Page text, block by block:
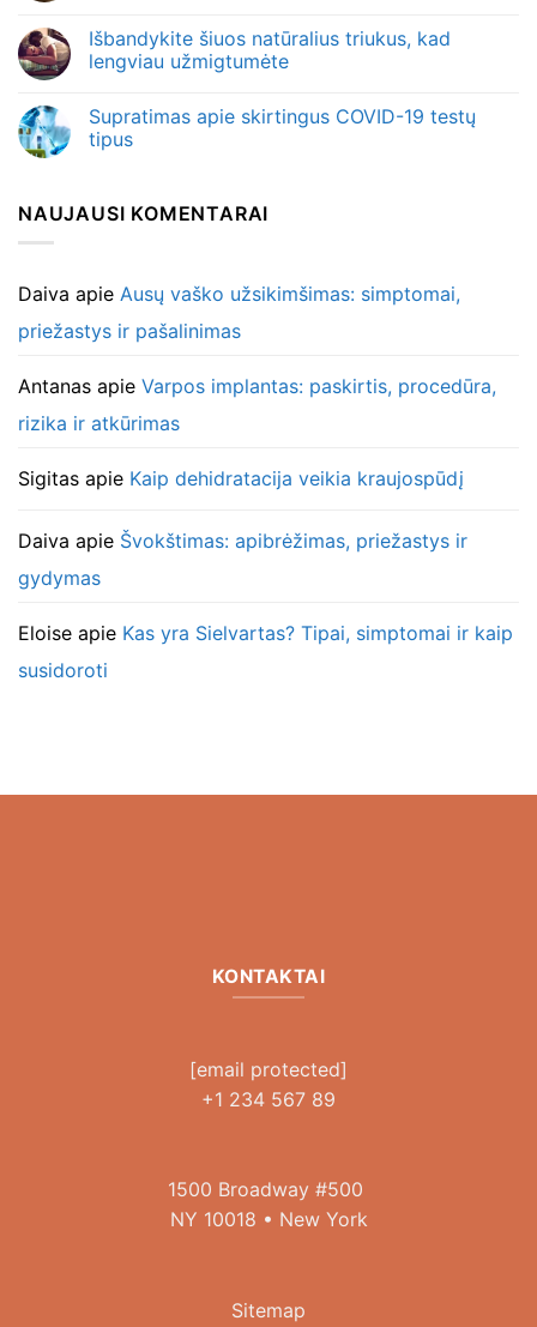
Išbandykite šiuos natūralius triukus, kad
lengviau užmigtumėte
Supratimas apie skirtingus COVID-19 testų
tipus
NAUJAUSI KOMENTARAI
Daiva apie Ausų vaško užsikimšimas: simptomai,
priežastys ir pašalinimas
Antanas apie Varpos implantas: paskirtis, procedūra,
rizika ir atkūrimas
Sigitas apie Kaip dehidratacija veikia kraujospūdį
Daiva apie Švokštimas: apibrėžimas, priežastys ir
gydymas
Eloise apie Kas yra Sielvartas? Tipai, simptomai ir kaip
susidoroti
KONTAKTAI
[email protected]
+1 234 567 89
1500 Broadway #500
NY 10018 • New York
Sitemap